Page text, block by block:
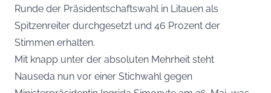
Runde der Präsidentschaftswahl in Litauen als
Spitzenreiter durchgesetzt und 46 Prozent der
Stimmen erhalten.
Mit knapp unter der absoluten Mehrheit steht
Nauseda nun vor einer Stichwahl gegen